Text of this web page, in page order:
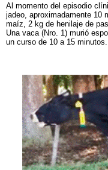
Al momento del episodio
jadeo, aproximadamente 10
maíz, 2 kg de henilaje de
Una vaca (Nro. 1) murió
un curso de 10 a 15